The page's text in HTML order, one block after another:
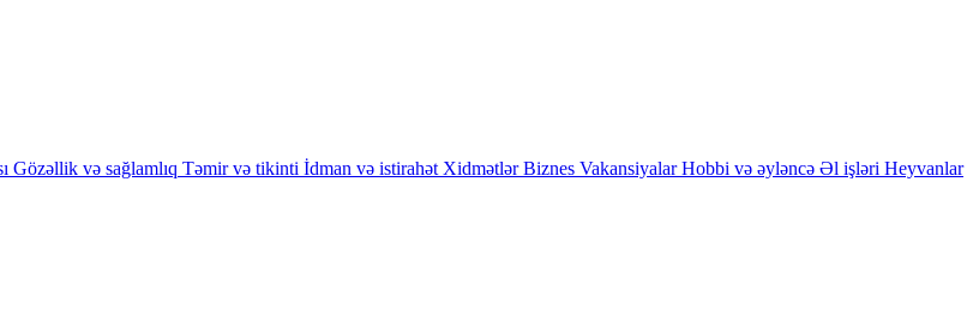
Gözəllik və sağlamlıq Təmir və tikinti İdman və istirahət Xidmətlər Biznes Vakansiyalar Hobbi və əyləncə Əl işləri Heyvanlar